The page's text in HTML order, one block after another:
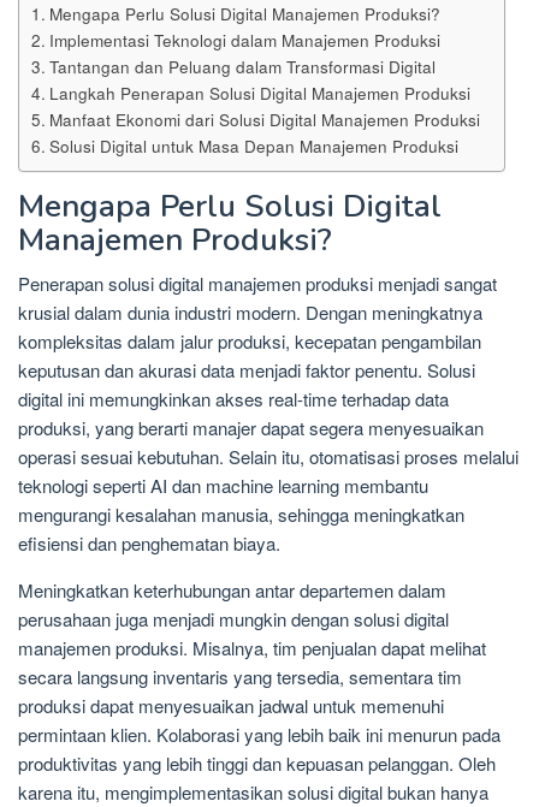
Mengapa Perlu Solusi Digital Manajemen Produksi?
Implementasi Teknologi dalam Manajemen Produksi
Tantangan dan Peluang dalam Transformasi Digital
Langkah Penerapan Solusi Digital Manajemen Produksi
Manfaat Ekonomi dari Solusi Digital Manajemen Produksi
Solusi Digital untuk Masa Depan Manajemen Produksi
Mengapa Perlu Solusi Digital
Manajemen Produksi?
Penerapan solusi digital manajemen produksi menjadi sangat
krusial dalam dunia industri modern. Dengan meningkatnya
kompleksitas dalam jalur produksi, kecepatan pengambilan
keputusan dan akurasi data menjadi faktor penentu. Solusi
digital ini memungkinkan akses real-time terhadap data
produksi, yang berarti manajer dapat segera menyesuaikan
operasi sesuai kebutuhan. Selain itu, otomatisasi proses melalui
teknologi seperti AI dan machine learning membantu
mengurangi kesalahan manusia, sehingga meningkatkan
efisiensi dan penghematan biaya.
Meningkatkan keterhubungan antar departemen dalam
perusahaan juga menjadi mungkin dengan solusi digital
manajemen produksi. Misalnya, tim penjualan dapat melihat
secara langsung inventaris yang tersedia, sementara tim
produksi dapat menyesuaikan jadwal untuk memenuhi
permintaan klien. Kolaborasi yang lebih baik ini menurun pada
produktivitas yang lebih tinggi dan kepuasan pelanggan. Oleh
karena itu, mengimplementasikan solusi digital bukan hanya